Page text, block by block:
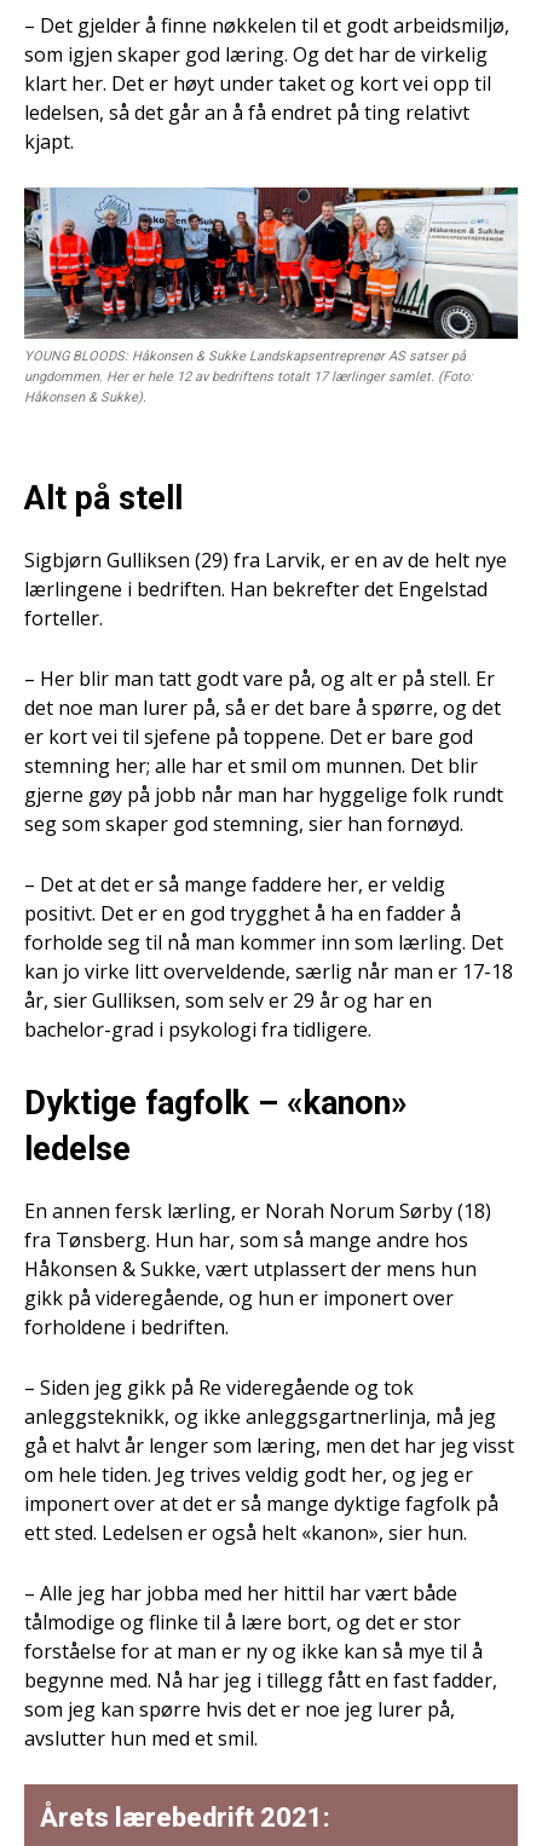
– Det gjelder å finne nøkkelen til et godt arbeidsmiljø,
som igjen skaper god læring. Og det har de virkelig
klart her. Det er høyt under taket og kort vei opp til
ledelsen, så det går an å få endret på ting relativt
kjapt.
YOUNG BLOODS: Håkonsen & Sukke Landskapsentreprenør AS satser på
ungdommen. Her er hele 12 av bedriftens totalt 17 lærlinger samlet. (Foto:
Håkonsen & Sukke).
Alt på stell
Sigbjørn Gulliksen (29) fra Larvik, er en av de helt nye
lærlingene i bedriften. Han bekrefter det Engelstad
forteller.
– Her blir man tatt godt vare på, og alt er på stell. Er
det noe man lurer på, så er det bare å spørre, og det
er kort vei til sjefene på toppene. Det er bare god
stemning her; alle har et smil om munnen. Det blir
gjerne gøy på jobb når man har hyggelige folk rundt
seg som skaper god stemning, sier han fornøyd.
– Det at det er så mange faddere her, er veldig
positivt. Det er en god trygghet å ha en fadder å
forholde seg til nå man kommer inn som lærling. Det
kan jo virke litt overveldende, særlig når man er 17-18
år, sier Gulliksen, som selv er 29 år og har en
bachelor-grad i psykologi fra tidligere.
Dyktige fagfolk – «kanon»
ledelse
En annen fersk lærling, er Norah Norum Sørby (18)
fra Tønsberg. Hun har, som så mange andre hos
Håkonsen & Sukke, vært utplassert der mens hun
gikk på videregående, og hun er imponert over
forholdene i bedriften.
– Siden jeg gikk på Re videregående og tok
anleggsteknikk, og ikke anleggsgartnerlinja, må jeg
gå et halvt år lenger som læring, men det har jeg visst
om hele tiden. Jeg trives veldig godt her, og jeg er
imponert over at det er så mange dyktige fagfolk på
ett sted. Ledelsen er også helt «kanon», sier hun.
– Alle jeg har jobba med her hittil har vært både
tålmodige og flinke til å lære bort, og det er stor
forståelse for at man er ny og ikke kan så mye til å
begynne med. Nå har jeg i tillegg fått en fast fadder,
som jeg kan spørre hvis det er noe jeg lurer på,
avslutter hun med et smil.
Årets lærebedrift 2021: